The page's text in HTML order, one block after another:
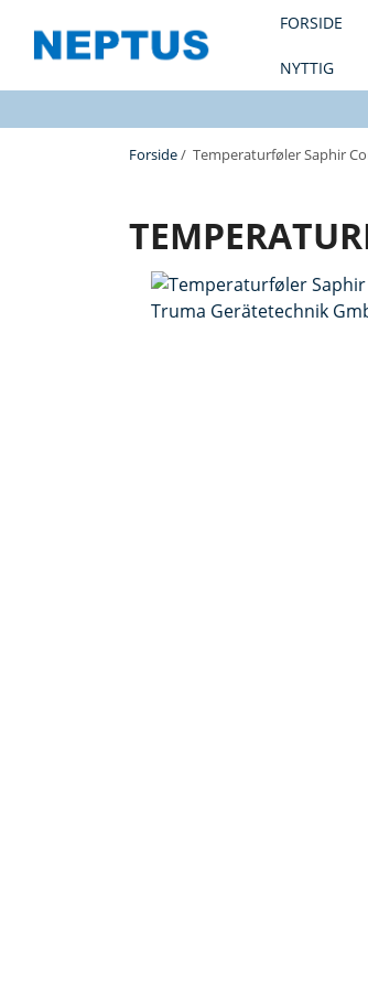
FORSIDE
NYTTIG
Forside/ Temperaturføler Saphir